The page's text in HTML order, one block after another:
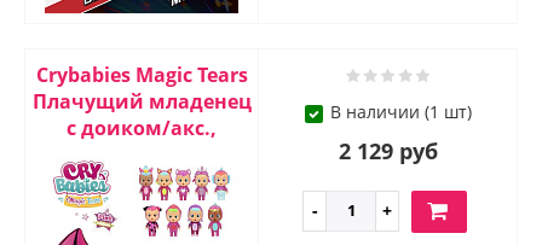
Crybabies Magic Tears
Плачущий младенец
с доиком/акс.,
В наличии (1 шт)
2 129 руб